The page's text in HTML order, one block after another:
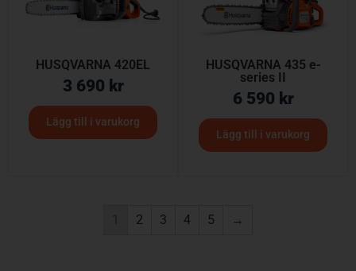
HUSQVARNA 420EL
3 690 kr
Lägg till i varukorg
HUSQVARNA 435 e-
series II
6 590 kr
Lägg till i varukorg
1 2 3 4 5 →